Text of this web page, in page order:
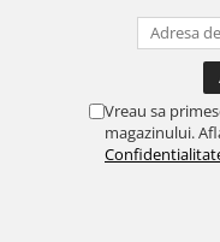
Vreau sa
magazinului.